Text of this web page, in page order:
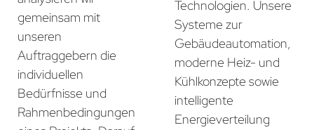
gemeinsam mit
unseren
Auftraggebern die
individuellen
Bedürfnisse und
Rahmenbedingungen
Technologien. Unsere
Systeme zur
Gebäudeautomation,
moderne Heiz- und
Kühlkonzepte sowie
intelligente
Energieverteilung